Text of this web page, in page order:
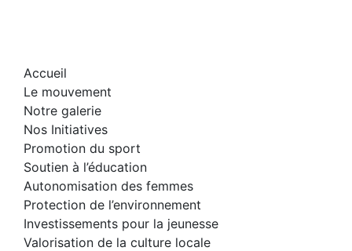
Accueil
Le mouvement
Notre galerie
Nos Initiatives
Promotion du sport
Soutien à l’éducation
Autonomisation des femmes
Protection de l’environnement
Investissements pour la jeunesse
Valorisation de la culture locale